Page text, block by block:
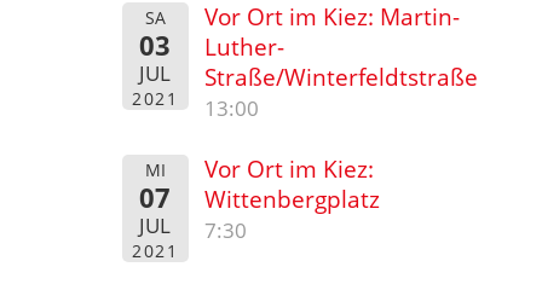
SA
03
JUL
2021
Vor Ort im Kiez: Martin-
Luther-
Straße/Winterfeldtstraße
13:00
MI
07
JUL
2021
Vor Ort im Kiez:
Wittenbergplatz
7:30